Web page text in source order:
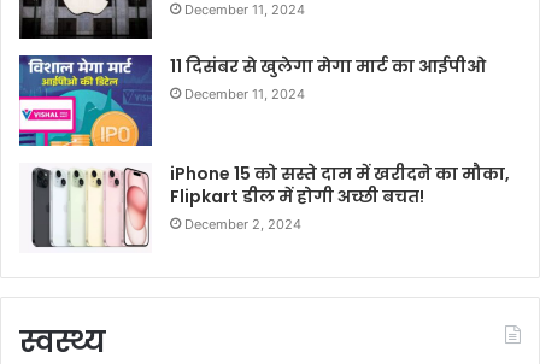
December 11, 2024
11 दिसंबर से खुलेगा मेगा मार्ट का आईपीओ
December 11, 2024
iPhone 15 को सस्ते दाम में खरीदने का मौका,
Flipkart डील में होगी अच्छी बचत!
December 2, 2024
स्वस्थ्य